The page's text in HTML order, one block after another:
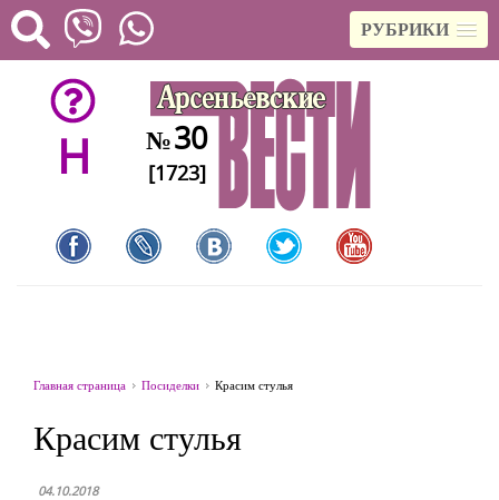
РУБРИКИ
H №30
[1723]
Главная страница Посиделки Красим стулья
Красим стулья
04.10.2018